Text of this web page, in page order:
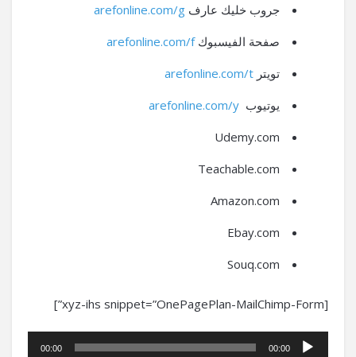
جروب خليك عارف arefonline.com/g
صفحة الفيسبوكarefonline.com/f
تويتر arefonline.com/t
يوتيوب arefonline.com/y
Udemy.com
Teachable.com
Amazon.com
Ebay.com
Souq.com
[xyz-ihs snippet=”OnePagePlan-MailChimp-Form”]
مشغل
00:00
00:00